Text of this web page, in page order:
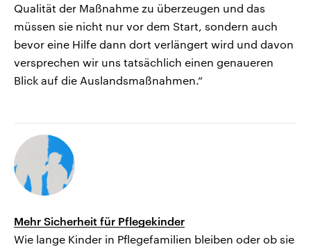
Qualität der Maßnahme zu überzeugen und das
müssen sie nicht nur vor dem Start, sondern auch
bevor eine Hilfe dann dort verlängert wird und davon
versprechen wir uns tatsächlich einen genaueren
Blick auf die Auslandsmaßnahmen.“
Mehr Sicherheit für Pflegekinder
Wie lange Kinder in Pflegefamilien bleiben oder ob sie